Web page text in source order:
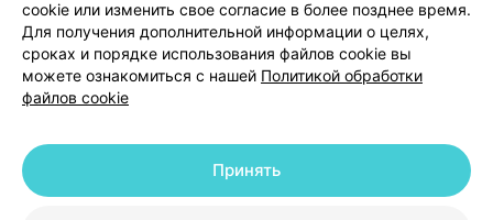
Написать руководителю 103.by
Написать в поддержку
Персональные настройки Cookie
© 2026 ООО «Артокс Лаб», УНП 191700409 | 220012, Республика Беларусь,
cookie или изменить свое согласие в более позднее время.
Для получения дополнительной информации о целях,
сроках и порядке использования файлов cookie вы
можете ознакомиться с нашей Политикой обработки
файлов cookie
Принять